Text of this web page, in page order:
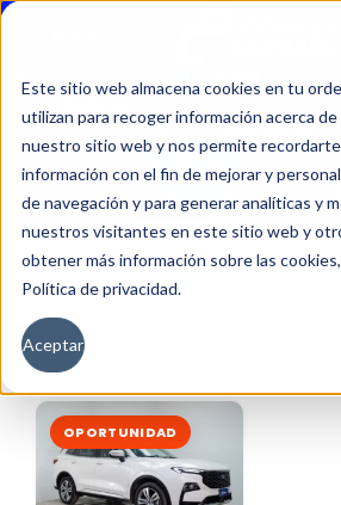
Este sitio web almacena cookies en tu
utilizan para recoger información acerca
nuestro sitio web y nos permite
información con el fin de mejorar y
de navegación y para generar analíticas y
nuestros visitantes en este sitio web y
obtener más información sobre las
Política de privacidad.
Aceptar
36969
Inicio Kilometraje del producto
Filtros
OPORTUNIDAD